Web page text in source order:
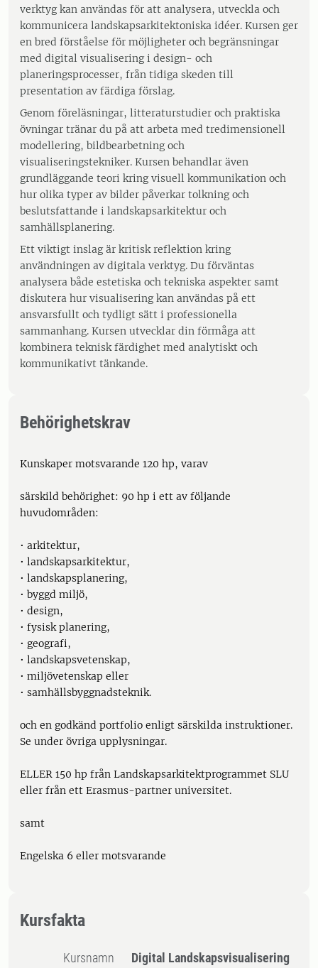
verktyg kan användas för att analysera, utveckla och
kommunicera landskapsarkitektoniska idéer. Kursen ger
en bred förståelse för möjligheter och begränsningar
med digital visualisering i design- och
planeringsprocesser, från tidiga skeden till
presentation av färdiga förslag.
Genom föreläsningar, litteraturstudier och praktiska
övningar tränar du på att arbeta med tredimensionell
modellering, bildbearbetning och
visualiseringstekniker. Kursen behandlar även
grundläggande teori kring visuell kommunikation och
hur olika typer av bilder påverkar tolkning och
beslutsfattande i landskapsarkitektur och
samhällsplanering.
Ett viktigt inslag är kritisk reflektion kring
användningen av digitala verktyg. Du förväntas
analysera både estetiska och tekniska aspekter samt
diskutera hur visualisering kan användas på ett
ansvarsfullt och tydligt sätt i professionella
sammanhang. Kursen utvecklar din förmåga att
kombinera teknisk färdighet med analytiskt och
kommunikativt tänkande.
Behörighetskrav
Kunskaper motsvarande 120 hp, varav
särskild behörighet: 90 hp i ett av följande
huvudområden:
• arkitektur,
• landskapsarkitektur,
• landskapsplanering,
• byggd miljö,
• design,
• fysisk planering,
• geografi,
• landskapsvetenskap,
• miljövetenskap eller
• samhällsbyggnadsteknik.
och en godkänd portfolio enligt särskilda instruktioner.
Se under övriga upplysningar.
ELLER 150 hp från Landskapsarkitektprogrammet SLU
eller från ett Erasmus-partner universitet.
samt
Engelska 6 eller motsvarande
Kursfakta
Kursnamn Digital Landskapsvisualisering